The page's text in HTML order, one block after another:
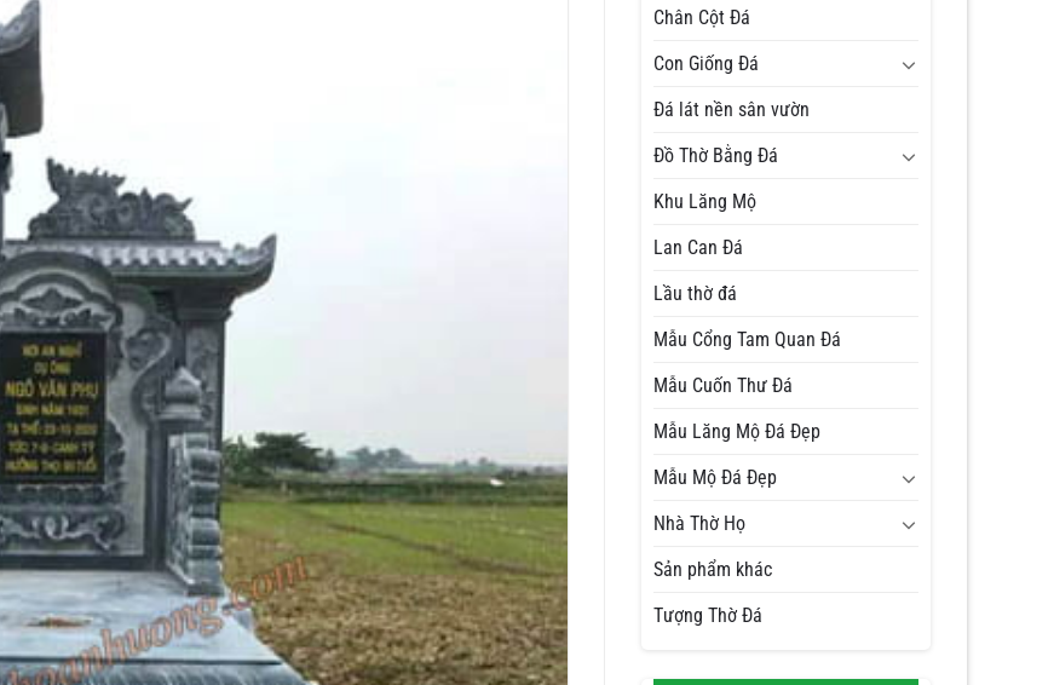
Chân Cột Đá
Con Giống Đá
Đá lát nền sân vườn
Đồ Thờ Bằng Đá
Khu Lăng Mộ
Lan Can Đá
Lầu thờ đá
Mẫu Cổng Tam Quan Đá
Mẫu Cuốn Thư Đá
Mẫu Lăng Mộ Đá Đẹp
Mẫu Mộ Đá Đẹp
Nhà Thờ Họ
Sản phẩm khác
Tượng Thờ Đá